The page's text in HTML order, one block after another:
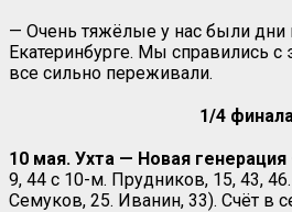
— Очень тяжёлые у нас были дни
Екатеринбурге. Мы справились с
все сильно переживали.
1/4
10 мая. Ухта — Новая
9, 44 с 10-м. Прудников, 15, 43,
Семуков, 25. Иванин, 33). Счёт в